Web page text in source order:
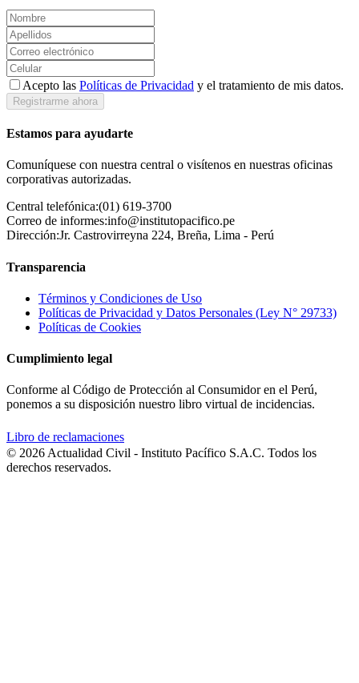
Acepto las Políticas de Privacidad y el tratamiento de mis datos.
Registrarme ahora
Estamos para ayudarte
Comuníquese con nuestra central o visítenos en nuestras oficinas
corporativas autorizadas.
Central telefónica:(01) 619-3700
Correo de informes:info@institutopacifico.pe
Dirección:Jr. Castrovirreyna 224, Breña, Lima - Perú
Transparencia
Términos y Condiciones de Uso
Políticas de Privacidad y Datos Personales (Ley N° 29733)
Políticas de Cookies
Cumplimiento legal
Conforme al Código de Protección al Consumidor en el Perú,
ponemos a su disposición nuestro libro virtual de incidencias.
Libro de reclamaciones
© 2026 Actualidad Civil - Instituto Pacífico S.A.C. Todos los
derechos reservados.